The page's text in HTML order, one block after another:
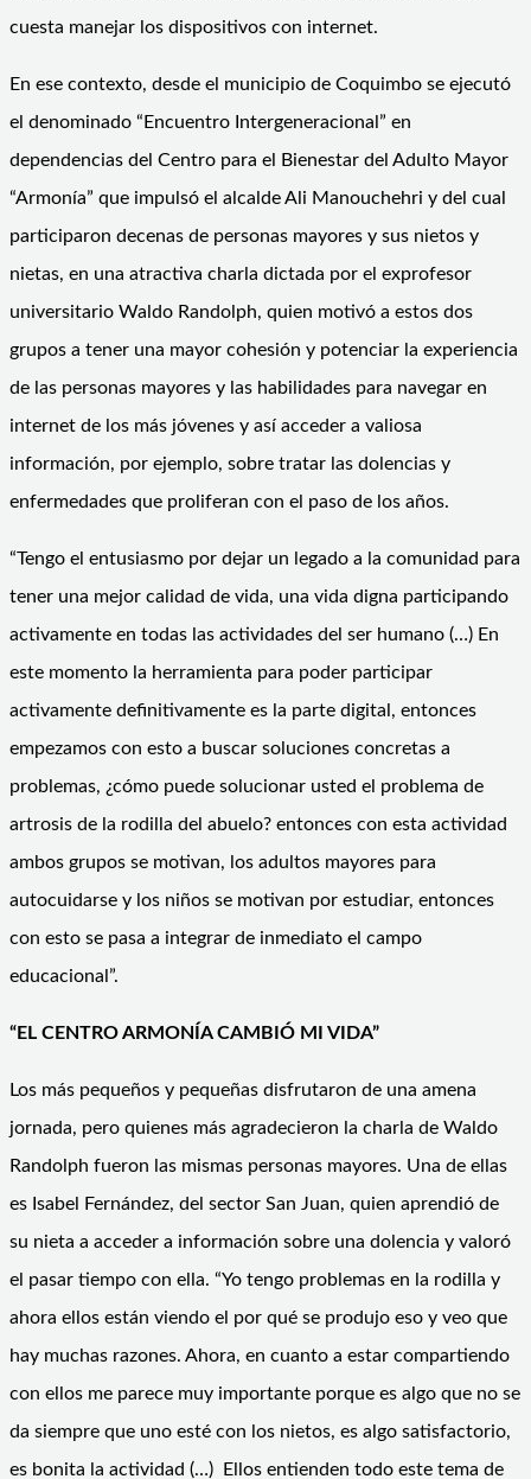
cuesta manejar los dispositivos con internet.
En ese contexto, desde el municipio de Coquimbo se ejecutó
el denominado “Encuentro Intergeneracional” en
dependencias del Centro para el Bienestar del Adulto Mayor
“Armonía” que impulsó el alcalde Ali Manouchehri y del cual
participaron decenas de personas mayores y sus nietos y
nietas, en una atractiva charla dictada por el exprofesor
universitario Waldo Randolph, quien motivó a estos dos
grupos a tener una mayor cohesión y potenciar la experiencia
de las personas mayores y las habilidades para navegar en
internet de los más jóvenes y así acceder a valiosa
información, por ejemplo, sobre tratar las dolencias y
enfermedades que proliferan con el paso de los años.
“Tengo el entusiasmo por dejar un legado a la comunidad para
tener una mejor calidad de vida, una vida digna participando
activamente en todas las actividades del ser humano (…) En
este momento la herramienta para poder participar
activamente definitivamente es la parte digital, entonces
empezamos con esto a buscar soluciones concretas a
problemas, ¿cómo puede solucionar usted el problema de
artrosis de la rodilla del abuelo? entonces con esta actividad
ambos grupos se motivan, los adultos mayores para
autocuidarse y los niños se motivan por estudiar, entonces
con esto se pasa a integrar de inmediato el campo
educacional”.
“EL CENTRO ARMONÍA CAMBIÓ MI VIDA”
Los más pequeños y pequeñas disfrutaron de una amena
jornada, pero quienes más agradecieron la charla de Waldo
Randolph fueron las mismas personas mayores. Una de ellas
es Isabel Fernández, del sector San Juan, quien aprendió de
su nieta a acceder a información sobre una dolencia y valoró
el pasar tiempo con ella. “Yo tengo problemas en la rodilla y
ahora ellos están viendo el por qué se produjo eso y veo que
hay muchas razones. Ahora, en cuanto a estar compartiendo
con ellos me parece muy importante porque es algo que no se
da siempre que uno esté con los nietos, es algo satisfactorio,
es bonita la actividad (…) Ellos entienden todo este tema de